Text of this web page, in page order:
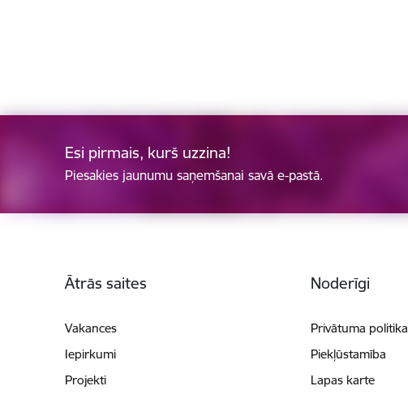
Esi pirmais, kurš uzzina!
Piesakies jaunumu saņemšanai savā e-pastā.
Ātrās saites
Vakances
Iepirkumi
Projekti
Noderīgi
Privātuma politika
Piekļūstamība
Lapas karte